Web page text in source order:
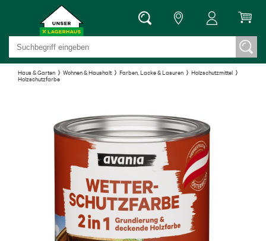
Haus & Garten Wohnen & Haushalt Farben, Lacke & Lasuren
Holzschutzmittel
Holzschutzfarbe